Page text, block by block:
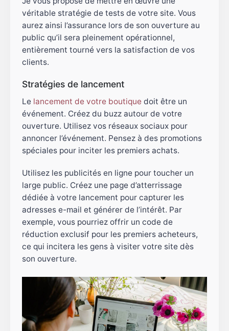
véritable stratégie de tests de votre site. Vous
aurez ainsi l’assurance lors de son ouverture au
public qu’il sera pleinement opérationnel,
entièrement tourné vers la satisfaction de vos
clients.
Stratégies de lancement
Le lancement de votre boutique doit être un
événement. Créez du buzz autour de votre
ouverture. Utilisez vos réseaux sociaux pour
annoncer l’événement. Pensez à des promotions
spéciales pour inciter les premiers achats.
Utilisez les publicités en ligne pour toucher un
large public. Créez une page d’atterrissage
dédiée à votre lancement pour capturer les
adresses e-mail et générer de l’intérêt. Par
exemple, vous pourriez offrir un code de
réduction exclusif pour les premiers acheteurs,
ce qui incitera les gens à visiter votre site dès
son ouverture.